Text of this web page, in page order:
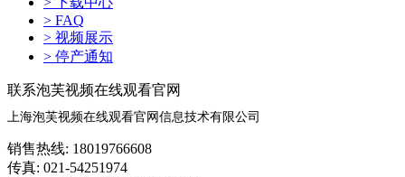
> FAQ
> 视频展示
> 停产通知
联系泡芙视频在线观看官网
上海泡芙视频在线观看官网信息技术有限公司
销售热线: 18019766608
传真: 021-54251974